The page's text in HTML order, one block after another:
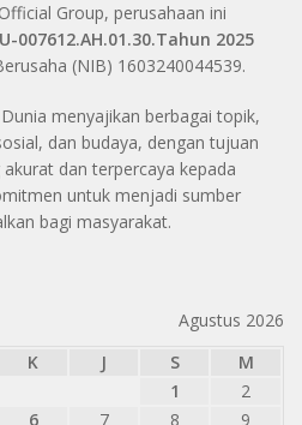
Group, perusahaan ini
007612.AH.01.30.Tahun 2025
(NIB) 1603240044539.
menyajikan berbagai topik,
dan budaya, dengan tujuan
dan terpercaya kepada
untuk menjadi sumber
bagi masyarakat.
Agustus 2026
K J S
M
1
2
6 7 8 9